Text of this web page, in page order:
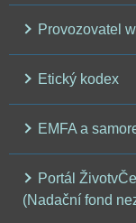
Provozovatel
Etický kodex
EMFA a
Portál
(Nadační fond